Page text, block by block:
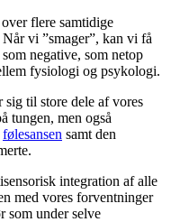
flere samtidige
vi ”smager”, kan vi få
negative, som netop
fysiologi og psykologi.
sig til store dele af vores
tungen, men også
følesansen samt den
integration af alle
med vores forventninger
som under selve